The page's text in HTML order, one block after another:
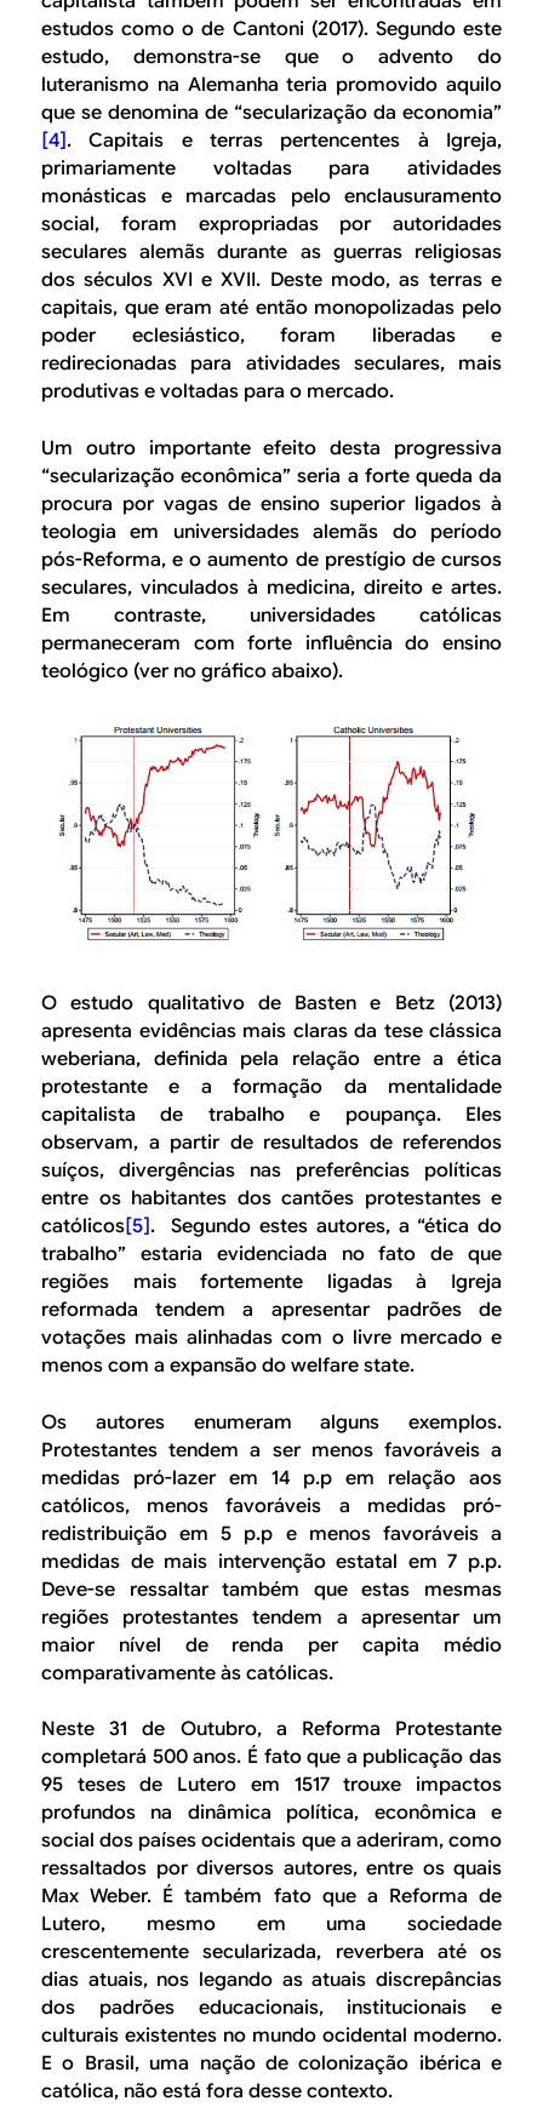
estudos como o de Cantoni (2017). Segundo este
estudo, demonstra-se que o advento do
luteranismo na Alemanha teria promovido aquilo
que se denomina de “secularização da economia”
[4] . Capitais e terras pertencentes à Igreja,
primariamente voltadas para atividades
monásticas e marcadas pelo enclausuramento
social, foram expropriadas por autoridades
seculares alemãs durante as guerras religiosas
dos séculos XVI e XVII. Deste modo, as terras e
capitais, que eram até então monopolizadas pelo
poder eclesiástico, foram liberadas e
redirecionadas para atividades seculares, mais
produtivas e voltadas para o mercado.
Um outro importante efeito desta progressiva
“secularização econômica” seria a forte queda da
procura por vagas de ensino superior ligados à
teologia em universidades alemãs do período
pós-Reforma, e o aumento de prestígio de cursos
seculares, vinculados à medicina, direito e artes.
Em contraste, universidades católicas
permaneceram com forte influência do ensino
teológico (ver no gráfico abaixo).
O estudo qualitativo de Basten e Betz (2013)
apresenta evidências mais claras da tese clássica
weberiana, definida pela relação entre a ética
protestante e a formação da mentalidade
capitalista de trabalho e poupança. Eles
observam, a partir de resultados de referendos
suíços, divergências nas preferências políticas
entre os habitantes dos cantões protestantes e
católicos[5]. Segundo estes autores, a “ética do
trabalho” estaria evidenciada no fato de que
regiões mais fortemente ligadas à Igreja
reformada tendem a apresentar padrões de
votações mais alinhadas com o livre mercado e
menos com a expansão do welfare state.
Os autores enumeram alguns exemplos.
Protestantes tendem a ser menos favoráveis a
medidas pró-lazer em 14 p.p em relação aos
católicos, menos favoráveis a medidas pró-
redistribuição em 5 p.p e menos favoráveis a
medidas de mais intervenção estatal em 7 p.p.
Deve-se ressaltar também que estas mesmas
regiões protestantes tendem a apresentar um
maior nível de renda per capita médio
comparativamente às católicas.
Neste 31 de Outubro, a Reforma Protestante
completará 500 anos. É fato que a publicação das
95 teses de Lutero em 1517 trouxe impactos
profundos na dinâmica política, econômica e
social dos países ocidentais que a aderiram, como
ressaltados por diversos autores, entre os quais
Max Weber. É também fato que a Reforma de
Lutero, mesmo em uma sociedade
crescentemente secularizada, reverbera até os
dias atuais, nos legando as atuais discrepâncias
dos padrões educacionais, institucionais e
culturais existentes no mundo ocidental moderno.
E o Brasil, uma nação de colonização ibérica e
católica, não está fora desse contexto.